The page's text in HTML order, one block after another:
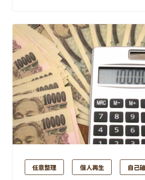
任意整理 個人再生 自己